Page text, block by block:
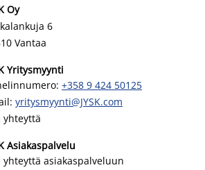
Oy
6
Vantaa
Yritysmyynti
+358 9 424 50125
yritysmyynti@JYSK.com
yhteyttä
Asiakaspalvelu
yhteyttä asiakaspalveluun